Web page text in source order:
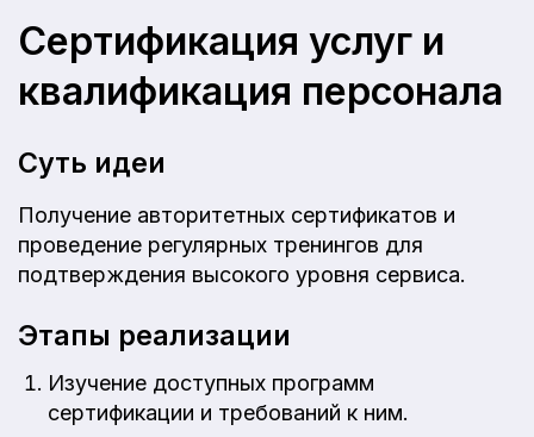
Сертификация услуг и
квалификация персонала
Суть идеи
Получение авторитетных сертификатов и
проведение регулярных тренингов для
подтверждения высокого уровня сервиса.
Этапы реализации
Изучение доступных программ
сертификации и требований к ним.